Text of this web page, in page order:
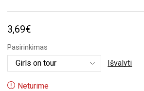
3,69€
Pasirinkimas
Išvalyti
Neturime